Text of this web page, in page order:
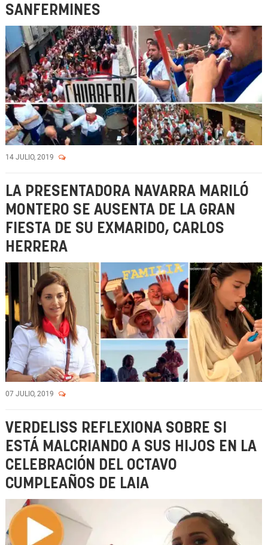
SANFERMINES
14 JULIO, 2019
LA PRESENTADORA NAVARRA MARILÓ
MONTERO SE AUSENTA DE LA GRAN
FIESTA DE SU EXMARIDO, CARLOS
HERRERA
07 JULIO, 2019
VERDELISS REFLEXIONA SOBRE SI
ESTÁ MALCRIANDO A SUS HIJOS EN LA
CELEBRACIÓN DEL OCTAVO
CUMPLEAÑOS DE LAIA